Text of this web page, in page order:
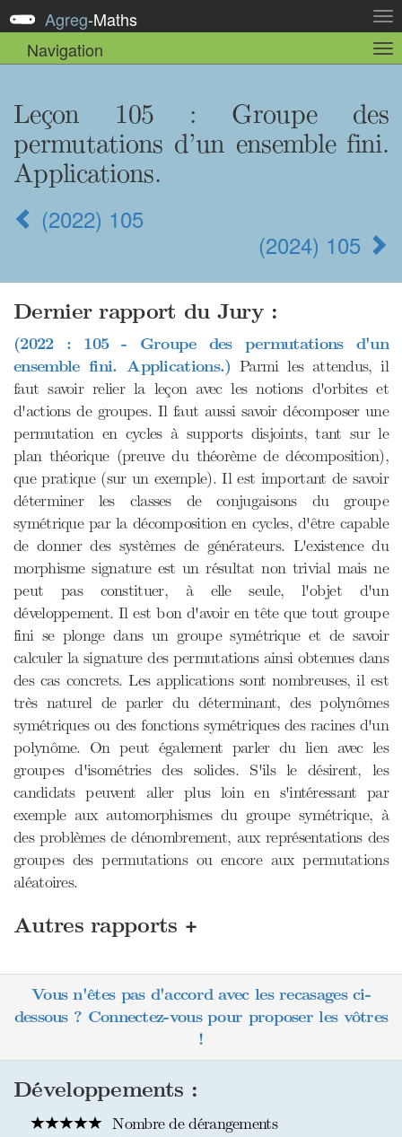
la
Agreg-Maths
Navigation
la
Leçon 105 : Groupe des
permutations d’un ensemble fini.
Applications.
(2022) 105
(2024) 105
Dernier rapport du Jury :
(2022 : 105 - Groupe des permutations d'un
ensemble fini. Applications.) Parmi les attendus, il
faut savoir relier la leçon avec les notions d'orbites et
d'actions de groupes. Il faut aussi savoir décomposer une
permutation en cycles à supports disjoints, tant sur le
plan théorique (preuve du théorème de décomposition),
que pratique (sur un exemple). Il est important de savoir
déterminer les classes de conjugaisons du groupe
symétrique par la décomposition en cycles, d'être capable
de donner des systèmes de générateurs. L'existence du
morphisme signature est un résultat non trivial mais ne
peut pas constituer, à elle seule, l'objet d'un
développement. Il est bon d'avoir en tête que tout groupe
fini se plonge dans un groupe symétrique et de savoir
calculer la signature des permutations ainsi obtenues dans
des cas concrets. Les applications sont nombreuses, il est
très naturel de parler du déterminant, des polynômes
symétriques ou des fonctions symétriques des racines d'un
polynôme. On peut également parler du lien avec les
groupes d'isométries des solides. S'ils le désirent, les
candidats peuvent aller plus loin en s'intéressant par
exemple aux automorphismes du groupe symétrique, à
des problèmes de dénombrement, aux représentations des
groupes des permutations ou encore aux permutations
aléatoires.
Autres rapports +
Vous n'êtes pas d'accord avec les recasages ci-
dessous ? Connectez-vous pour proposer les vôtres
!
Développements :
Nombre de dérangements